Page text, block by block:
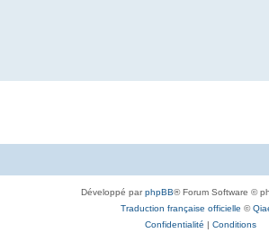
Développé parphpBB® Forum Software ©
Traduction française officielle ©
Confidentialité | Conditions